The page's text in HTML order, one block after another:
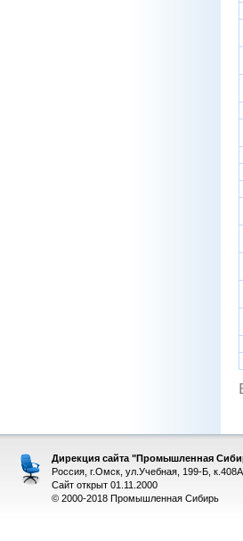
Дирекция сайта "Промышленная
Россия, г.Омск, ул.Учебная, 199-Б, к.408А
Сайт открыт 01.11.2000
© 2000-2018 Промышленная Сибирь